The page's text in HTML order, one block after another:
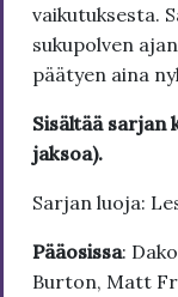
vai­ku­tuk­ses­ta.
su­ku­pol­ven
pää­tyen ai­na
Sisältää sarjan
jaksoa).
Sarjan luoja:
Pääosissa:
Burton, Matt